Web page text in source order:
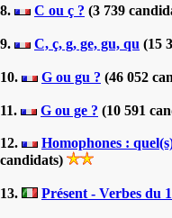
8. C ou ç ? (3 739
9. C, ç, g, ge, gu, qu (15
10. G ou gu ? (46 052
11. G ou ge ? (10 591
12. Homophones :
candidats)
13. Présent - Verbes du